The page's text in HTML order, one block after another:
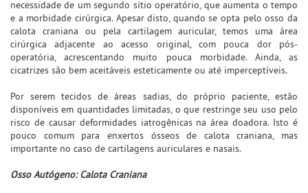
necessidade de um segundo sítio operatório, que aumenta o tempo
e a morbidade cirúrgica. Apesar disto, quando se opta pelo osso da
calota craniana ou pela cartilagem auricular, temos uma área
cirúrgica adjacente ao acesso original, com pouca dor pós-
operatória, acrescentando muito pouca morbidade. Ainda, as
cicatrizes são bem aceitáveis esteticamente ou até imperceptíveis.
Por serem tecidos de áreas sadias, do próprio paciente, estão
disponíveis em quantidades limitadas, o que restringe seu uso pelo
risco de causar deformidades iatrogênicas na área doadora. Isto é
pouco comum para enxertos ósseos de calota craniana, mas
importante no caso de cartilagens auriculares e nasais.
Osso Autógeno: Calota Craniana